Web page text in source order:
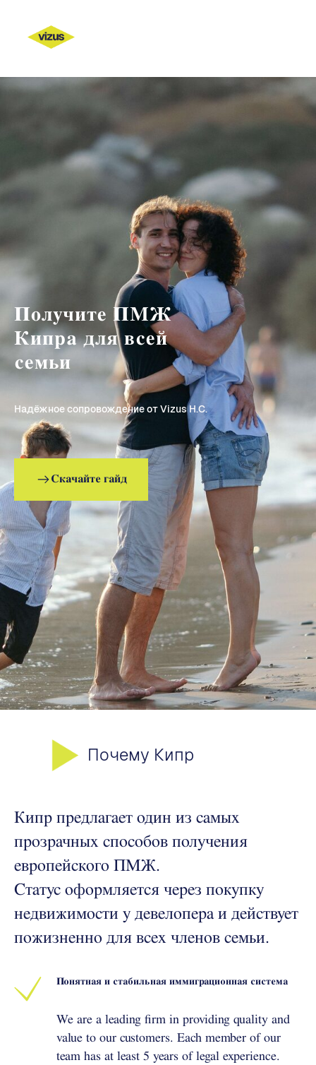
Получите ПМЖ
Кипра для всей
семьи
Надёжное сопровождение от Vizus H.C.
Скачайте гайд
Почему Кипр
Кипр предлагает один из самых
прозрачных способов получения
европейского ПМЖ.
Статус оформляется через покупку
недвижимости у девелопера и действует
пожизненно для всех членов семьи.
Понятная и стабильная иммиграционная система
We are a leading firm in providing quality and
value to our customers. Each member of our
team has at least 5 years of legal experience.